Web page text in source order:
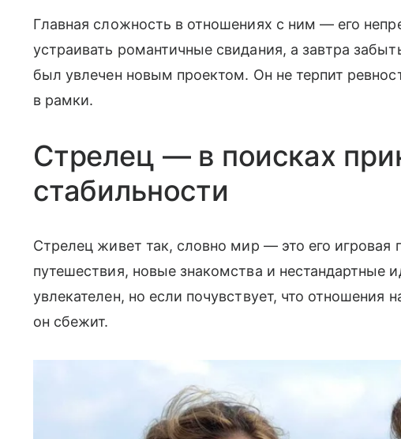
Главная сложность в отношениях с ним — его
устраивать романтичные свидания, а завтра
был увлечен новым проектом. Он не терпит
в рамки.
Стрелец — в поисках
стабильности
Стрелец живет так, словно мир — это его
путешествия, новые знакомства и нестандартные
увлекателен, но если почувствует, что отношения
он сбежит.